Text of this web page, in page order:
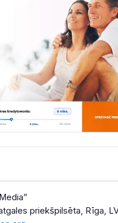
priekšpilsēta, Rīga,